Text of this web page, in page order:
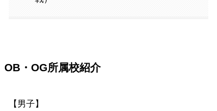
OB・OG所属校紹介
【男子】